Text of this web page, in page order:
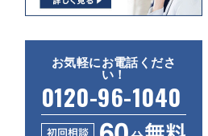
お気軽にお電話くださ
い！
0120-96-1040